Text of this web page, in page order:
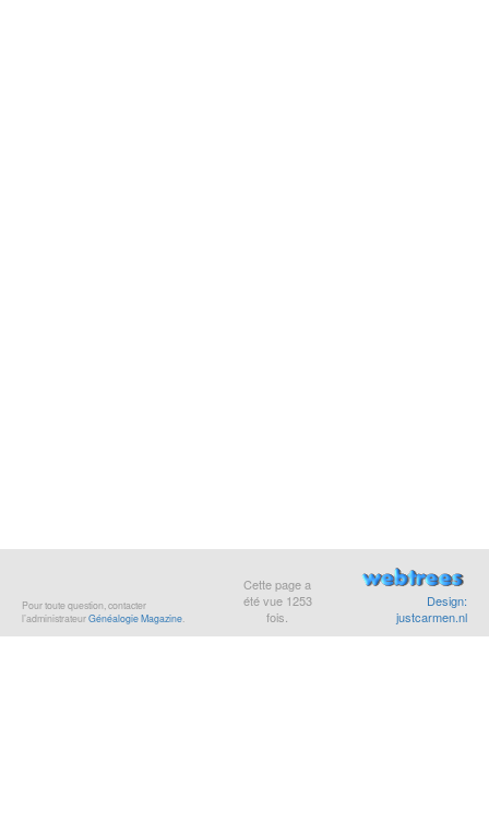
Pour toute question, contacter
l’administrateurGénéalogie Magazine.
Cette page a
été vue 1253
fois.
Design:
justcarmen.nl